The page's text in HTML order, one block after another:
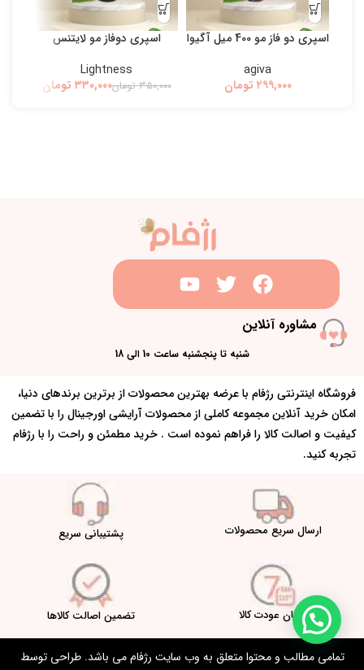
اسپری دو فاز مو 400 میل آگیوا
agiva
تومان
اسپری دوفاز مو لایتنس
Lightness
۳۵۰,۰۰۰ تومان۳۳۰,۰۰۰ تومان
مشاوره آنلاین
شنبه تا پنجشنبه ساعت 10 الی 18
فروشگاه اینترنتی رژفام با عرضه بهترین محصولات از برترین برندهای دنیا،
امکان خرید آنلاین مجموعه کاملی از محصولات آرایشی اورجینال را با تضمین
کیفیت و اصالت کالا را فراهم نموده است . خرید مطمئن و راحت را با رژفام
تجربه کنید.
ارسال سریع محصولات
امکان عودت کالا
پشتیبانی سریع
تضمین اصالت کالاها
تمامی مطالب و محتوا متعلق به وب سایت رژفام می باشد. طراحی توسط